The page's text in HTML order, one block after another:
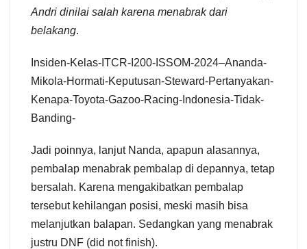
Andri dinilai salah karena menabrak dari
belakang.
Insiden-Kelas-ITCR-I200-ISSOM-2024–Ananda-
Mikola-Hormati-Keputusan-Steward-Pertanyakan-
Kenapa-Toyota-Gazoo-Racing-Indonesia-Tidak-
Banding-
Jadi poinnya, lanjut Nanda, apapun alasannya,
pembalap menabrak pembalap di depannya, tetap
bersalah. Karena mengakibatkan pembalap
tersebut kehilangan posisi, meski masih bisa
melanjutkan balapan. Sedangkan yang menabrak
justru DNF (did not finish).